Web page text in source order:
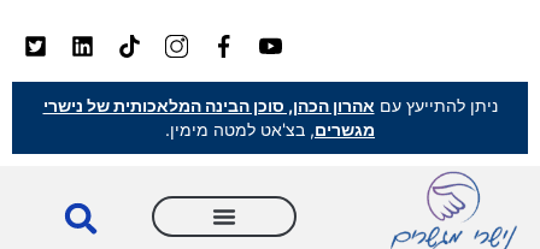
ניתן להתייעץ עם אהרון הכהן, סוכן הבינה המלאכותית של נישרי
מגשרים, בצ'אט למטה מימין.